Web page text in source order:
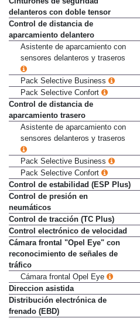
delanteros con doble tensor
Control de distancia de
aparcamiento delantero
Asistente de aparcamiento con
sensores delanteros y traseros
Pack Selective Business
Pack Selective Confort
Control de distancia de
aparcamiento trasero
Asistente de aparcamiento con
sensores delanteros y traseros
Pack Selective Business
Pack Selective Confort
Control de estabilidad (ESP Plus)
Control de presión en
neumáticos
Control de tracción (TC Plus)
Control electrónico de velocidad
Cámara frontal "Opel Eye" con
reconocimiento de señales de
tráfico
Cámara frontal Opel Eye
Direccion asistida
Distribución electrónica de
frenado (EBD)